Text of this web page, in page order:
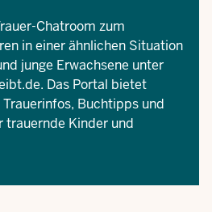
Chatroom zum
in einer ähnlichen Situation
junge Erwachsene unter
. Das Portal bietet
Buchtipps und
Kinder und